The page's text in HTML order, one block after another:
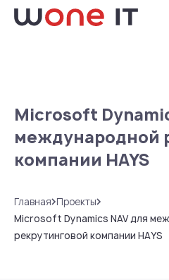
Microsoft
международной
компании HAYS
Главная Проекты
Microsoft Dynamics NAV для
рекрутинговой компании HAYS